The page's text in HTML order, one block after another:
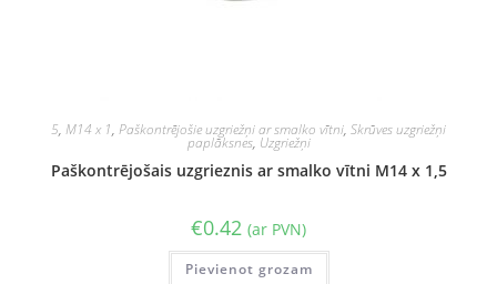
5, M14 x 1, Paškontrējošie uzgriežņi ar smalko vītni, Skrūves uzgriežņi
paplāksnes, Uzgriežņi
Paškontrējošais uzgrieznis ar smalko vītni M14 x 1,5
€0.42 (ar PVN)
Pievienot grozam